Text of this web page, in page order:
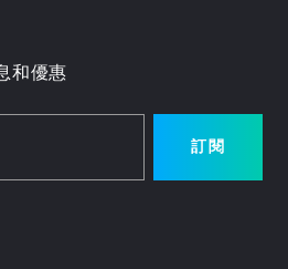
和優惠
訂閱